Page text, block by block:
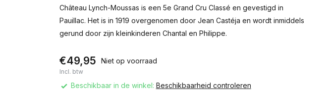
Château Lynch-Moussas is een 5e Grand Cru Classé en gevestigd in
Pauillac. Het is in 1919 overgenomen door Jean Castéja en wordt inmiddels
gerund door zijn kleinkinderen Chantal en Philippe.
€49,95 Niet op voorraad
Incl. btw
Beschikbaar in de winkel: Beschikbaarheid controleren